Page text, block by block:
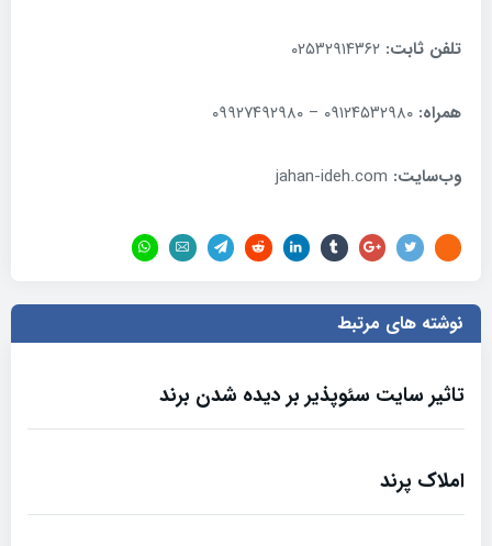
تلفن ثابت:
همراه:
وب‌سایت:
نوشته های مرتبط
تاثیر سایت سئوپذیر بر دیده شدن برند
املاک پرند